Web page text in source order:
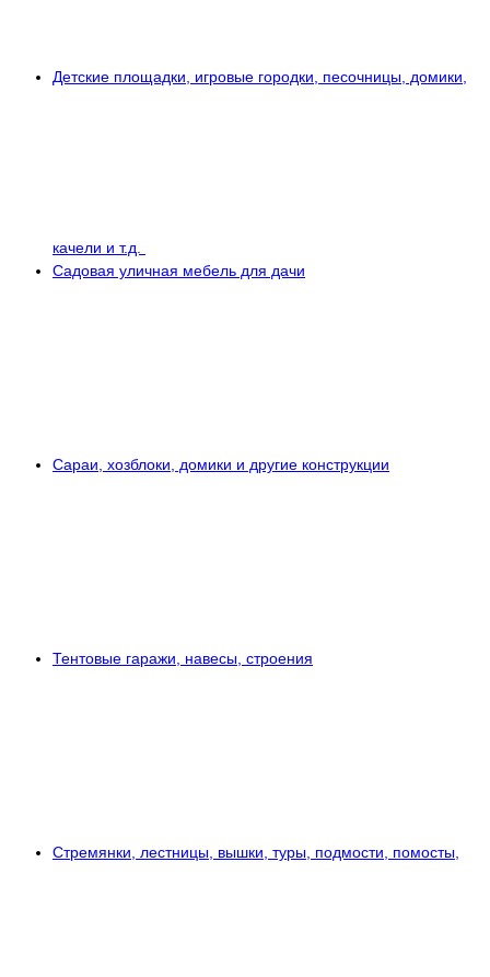
Детские площадки, игровые городки, песочницы, домики,
качели и т.д.
Садовая уличная мебель для дачи
Сараи, хозблоки, домики и другие конструкции
Тентовые гаражи, навесы, строения
Стремянки, лестницы, вышки, туры, подмости, помосты,